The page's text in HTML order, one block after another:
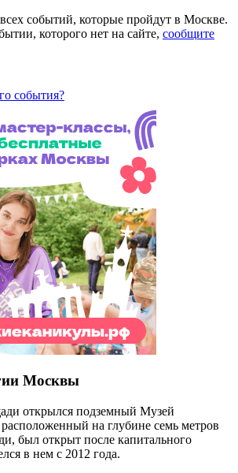
событий, которые пройдут в Москве.
которого нет на сайте, сообщите
события?
Москвы
открылся подземный Музей
на глубине семь метров
был открыт после капитального
в нем с 2012 года.